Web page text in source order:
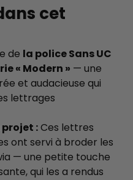
cet
de la police Sans UC
« Modern » — une
et audacieuse qui
lettrages
:Ces lettres
ont servi à broder les
— une petite touche
qui les a rendus